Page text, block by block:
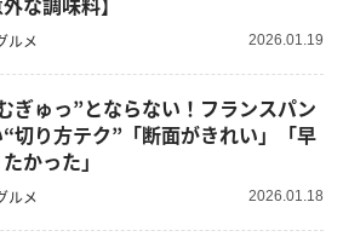
ルメ 2026.01.19
ぎゅっ”とならない！フランスパン
切り方テク”「断面がきれい」「早
かった」
ルメ 2026.01.18